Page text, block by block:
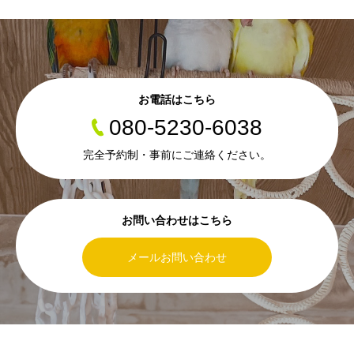
お問い合わせはこちら
メールお問い合わせ
お電話はこちら
080-5230-6038
完全予約制・事前にご連絡ください。